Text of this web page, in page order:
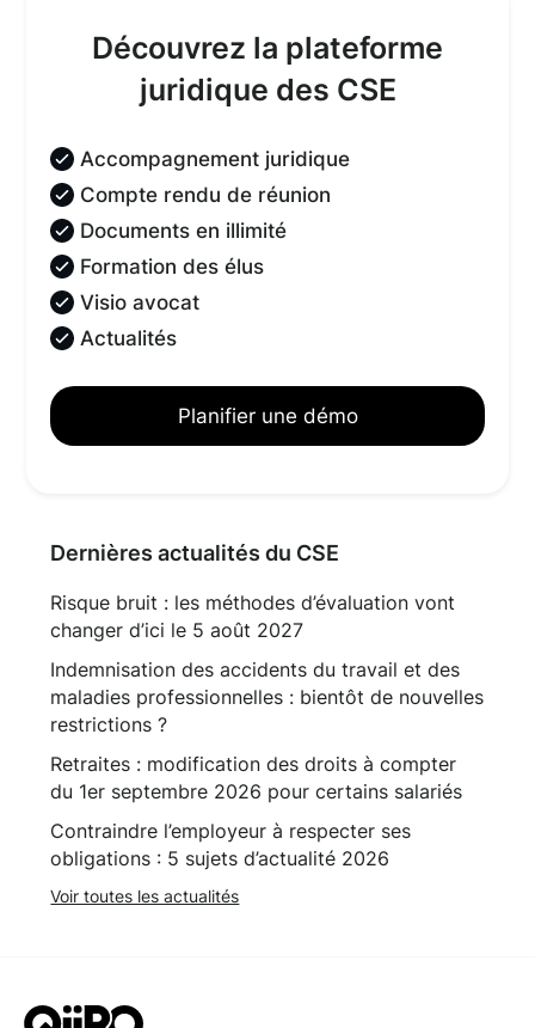
Découvrez la plateforme
juridique des CSE
Accompagnement juridique
Compte rendu de réunion
Documents en illimité
Formation des élus
Visio avocat
Actualités
Planifier une démo
Dernières actualités du CSE
Risque bruit : les méthodes d’évaluation vont
changer d’ici le 5 août 2027
Indemnisation des accidents du travail et des
maladies professionnelles : bientôt de nouvelles
restrictions ?
Retraites : modification des droits à compter
du 1er septembre 2026 pour certains salariés
Contraindre l’employeur à respecter ses
obligations : 5 sujets d’actualité 2026
Voir toutes les actualités